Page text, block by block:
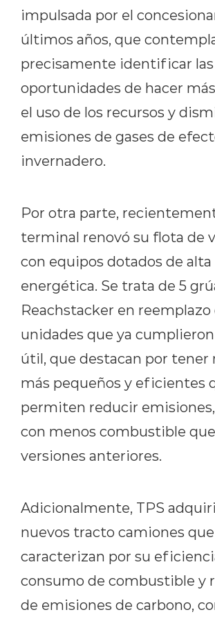
impulsada por el
últimos años, que
precisamente identificar las
oportunidades de hacer
el uso de los recursos y
emisiones de gases de
invernadero.
Por otra parte,
terminal renovó su flota de
con equipos dotados de
energética. Se trata de 5
Reachstacker en reemplazo
unidades que ya
útil, que destacan por tener
más pequeños y eficientes
permiten reducir
con menos combustible
versiones anteriores.
Adicionalmente, TPS
nuevos tracto camiones
caracterizan por su
consumo de combustible y
de emisiones de carbono,